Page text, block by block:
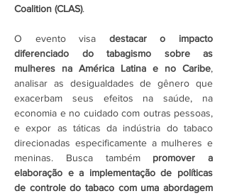
Coalition (CLAS).
O evento visa destacar o impacto
diferenciado do tabagismo sobre as
mulheres na América Latina e no Caribe,
analisar as desigualdades de gênero que
exacerbam seus efeitos na saúde, na
economia e no cuidado com outras pessoas,
e expor as táticas da indústria do tabaco
direcionadas especificamente a mulheres e
meninas. Busca também promover a
elaboração e a implementação de políticas
de controle do tabaco com uma abordagem